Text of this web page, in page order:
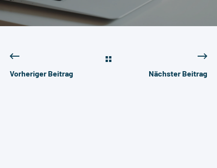
Vorheriger Beitrag Nächster Beitrag